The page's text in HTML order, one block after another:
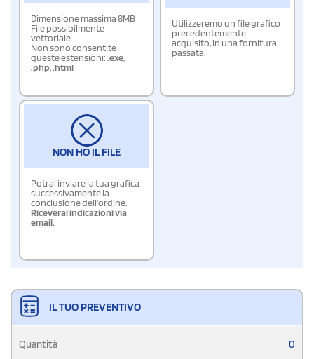
Dimensione massima 8MB
File possibilmente
vettoriale
Non sono consentite
queste estensioni:.exe,
.php,.html
Utilizzeremo un file grafico
precedentemente
acquisito, in una fornitura
passata.
NON HO IL FILE
Potrai inviare la tua grafica
successivamente la
conclusione dell'ordine.
Riceverai indicazioni via
email.
IL TUO PREVENTIVO
Quantità 0